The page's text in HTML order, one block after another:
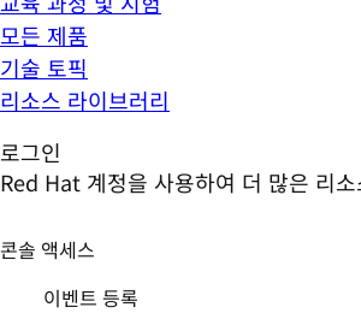
모든 제품
기술 토픽
리소스 라이브러리
로그인
Red Hat 계정을 사용하여 더 많은 리
콘솔 액세스
이벤트 등록